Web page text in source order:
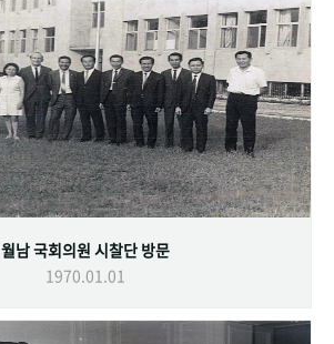
월남 국회의원 시찰단 방문
1970.01.01